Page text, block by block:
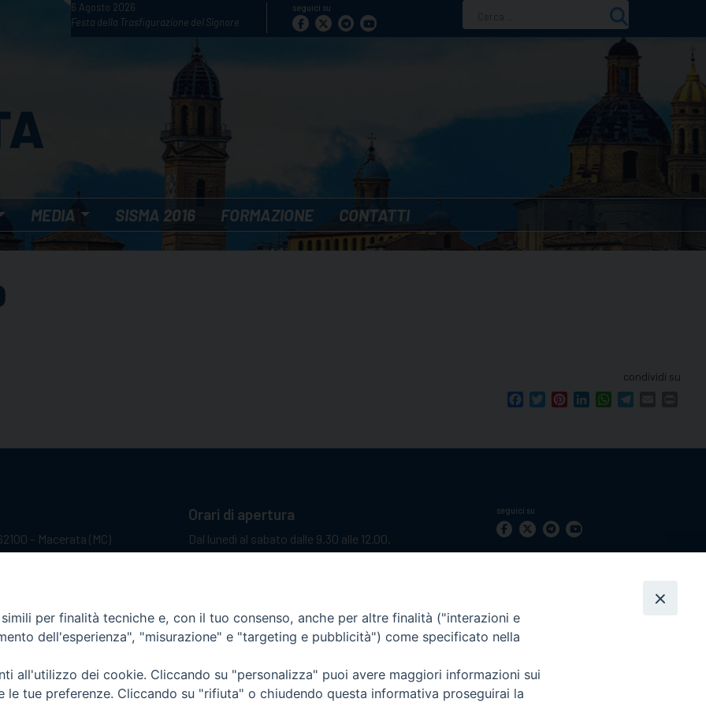
6 Agosto 2026
Festa della Trasfigurazione del Signore
seguici su
per:
MEDIA SISMA 2016 FORMAZIONE CONTATTI
condividi su
FacebookTwitterPinterestLinkedInWhatsApp
– Macerata (MC)
+39 349 1787015
Orari di apertura
Dal lunedì al sabato dalle 9.30 alle 12.00.
Il pomeriggio solo su appuntamento.
seguici su
per finalità tecniche e, con il tuo consenso, anche per altre finalità ("interazioni e
dell'esperienza", "misurazione" e "targeting e pubblicità") come specificato nella
all'utilizzo dei cookie. Cliccando su "personalizza" puoi avere maggiori informazioni sui
le tue preferenze. Cliccando su "rifiuta" o chiudendo questa informativa proseguirai la